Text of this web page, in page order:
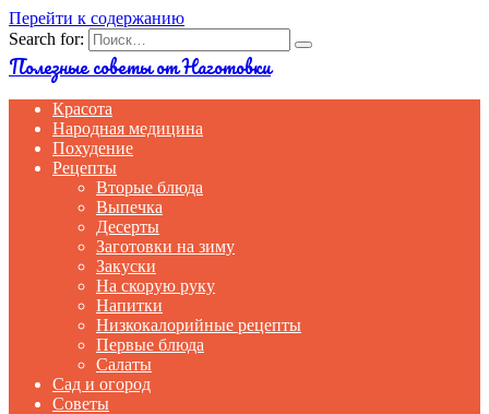
Перейти к содержанию
Search for:
Полезные советы от Наготовки
Красота
Народная медицина
Похудение
Рецепты
Вторые блюда
Выпечка
Десерты
Заготовки на зиму
Закуски
На скорую руку
Напитки
Низкокалорийные рецепты
Первые блюда
Салаты
Сад и огород
Советы